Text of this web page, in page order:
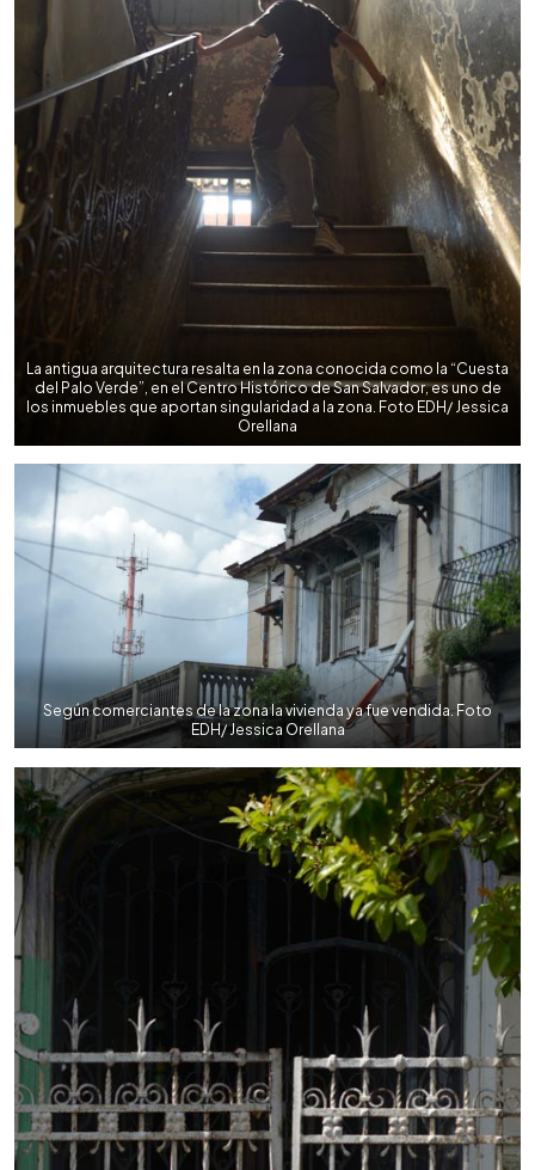
La antigua arquitectura resalta en la zona conocida como la “Cuesta
del Palo Verde”, en el Centro Histórico de San Salvador, es uno de
los inmuebles que aportan singularidad a la zona. Foto EDH/ Jessica
Orellana
Según comerciantes de la zona la vivienda ya fue vendida. Foto
EDH/ Jessica Orellana